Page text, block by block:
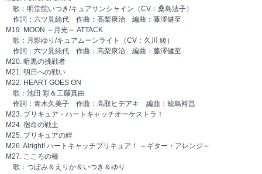
歌：明堂院いつき/キュアサンシャイン（CV：桑島法子）
作詞：六ツ見純代 作曲：高梨康治 編曲：藤澤健至
M19. MOON ～月光～ ATTACK
歌：月影ゆり/キュアムーンライト（CV：久川 綾）
作詞：六ツ見純代 作曲：高梨康治 編曲：藤澤健至
M20. 暗黒の挑戦者
M21. 明日への戦い
M22. HEART GOES ON
歌：池田 彩＆工藤真由
作詞：青木久美子 作曲：高取ヒデアキ 編曲：籠島裕昌
M23. プリキュア・ハートキャッチオーケストラ！
M24. 宿命の戦士
M25. プリキュアの絆
M26. Alright! ハートキャッチプリキュア！ ～ギター・アレンジ～
M27. こころの種
歌：つぼみ＆えりか＆いつき＆ゆり